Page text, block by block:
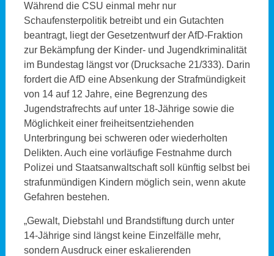
Während die CSU einmal mehr nur
Schaufensterpolitik betreibt und ein Gutachten
beantragt, liegt der Gesetzentwurf der AfD-Fraktion
zur Bekämpfung der Kinder- und Jugendkriminalität
im Bundestag längst vor (Drucksache 21/333). Darin
fordert die AfD eine Absenkung der Strafmündigkeit
von 14 auf 12 Jahre, eine Begrenzung des
Jugendstrafrechts auf unter 18-Jährige sowie die
Möglichkeit einer freiheitsentziehenden
Unterbringung bei schweren oder wiederholten
Delikten. Auch eine vorläufige Festnahme durch
Polizei und Staatsanwaltschaft soll künftig selbst bei
strafunmündigen Kindern möglich sein, wenn akute
Gefahren bestehen.
„Gewalt, Diebstahl und Brandstiftung durch unter
14-Jährige sind längst keine Einzelfälle mehr,
sondern Ausdruck einer eskalierenden